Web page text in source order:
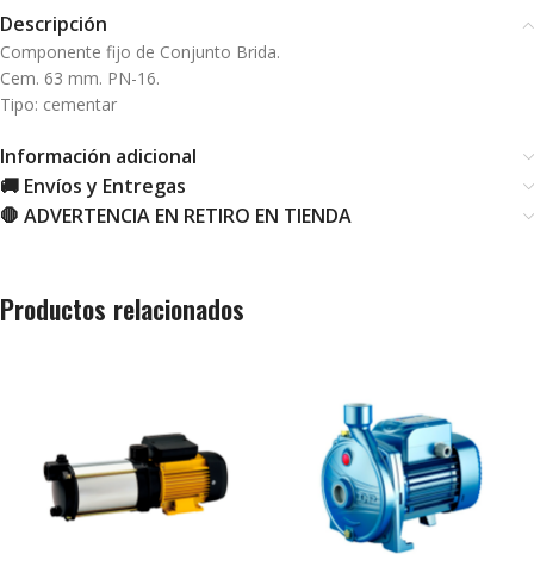
Descripción
Componente fijo de Conjunto Brida.
Cem. 63 mm. PN-16.
Tipo: cementar
Información adicional
🚚 Envíos y Entregas
🛑 ADVERTENCIA EN RETIRO EN TIENDA
Productos relacionados